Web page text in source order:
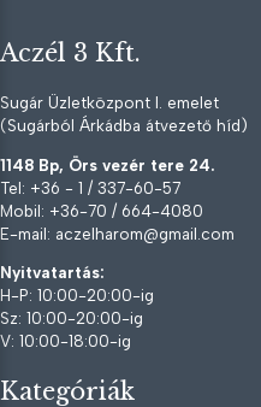
Aczél 3 Kft.
Sugár Üzletközpont I. emelet
(Sugárból Árkádba átvezető híd)
1148 Bp, Örs vezér tere 24.
Tel: +36 - 1 / 337-60-57
Mobil: +36-70 / 664-4080
E-mail: aczelharom@gmail.com
Nyitvatartás:
H-P: 10:00-20:00-ig
Sz: 10:00-20:00-ig
V: 10:00-18:00-ig
Kategóriák